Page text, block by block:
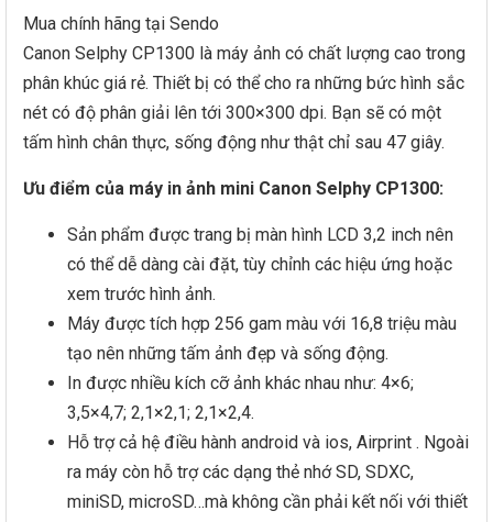
Mua chính hãng tại Sendo
Canon Selphy CP1300 là máy ảnh có chất lượng cao trong
phân khúc giá rẻ. Thiết bị có thể cho ra những bức hình sắc
nét có độ phân giải lên tới 300×300 dpi. Bạn sẽ có một
tấm hình chân thực, sống động như thật chỉ sau 47 giây.
Ưu điểm của máy in ảnh mini Canon Selphy CP1300:
Sản phẩm được trang bị màn hình LCD 3,2 inch nên
có thể dễ dàng cài đặt, tùy chỉnh các hiệu ứng hoặc
xem trước hình ảnh.
Máy được tích hợp 256 gam màu với 16,8 triệu màu
tạo nên những tấm ảnh đẹp và sống động.
In được nhiều kích cỡ ảnh khác nhau như: 4×6;
3,5×4,7; 2,1×2,1; 2,1×2,4.
Hỗ trợ cả hệ điều hành android và ios, Airprint . Ngoài
ra máy còn hỗ trợ các dạng thẻ nhớ SD, SDXC,
miniSD, microSD…mà không cần phải kết nối với thiết